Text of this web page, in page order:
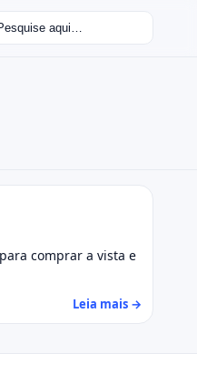
por:
comprar a vista e
Leia mais →